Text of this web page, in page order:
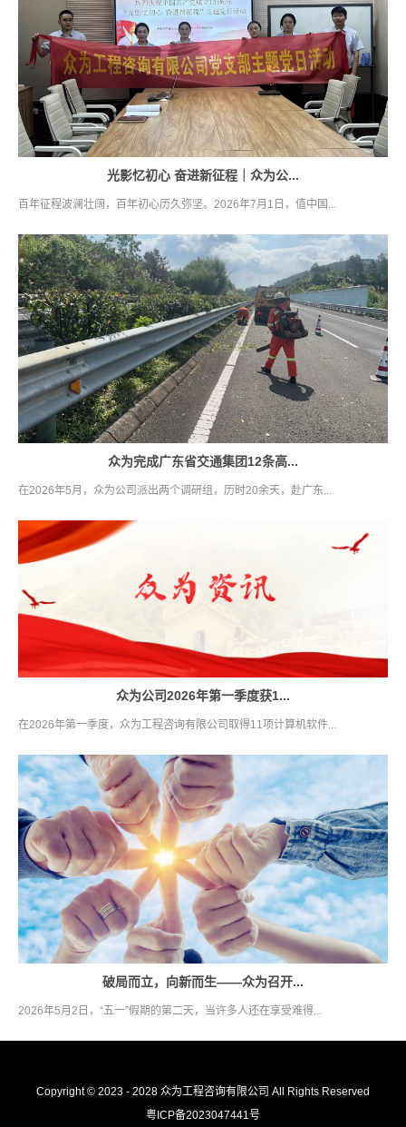
光影忆初心 奋进新征程｜众为公...
百年征程波澜壮阔，百年初心历久弥坚。2026年7月1日，值中国...
众为完成广东省交通集团12条高...
在2026年5月，众为公司派出两个调研组，历时20余天，赴广东...
众为公司2026年第一季度获1...
在2026年第一季度，众为工程咨询有限公司取得11项计算机软件...
破局而立，向新而生——众为召开...
2026年5月2日，“五一”假期的第二天，当许多人还在享受难得...
Copyright © 2023 - 2028 众为工程咨询有限公司 All Rights Reserved
粤ICP备2023047441号